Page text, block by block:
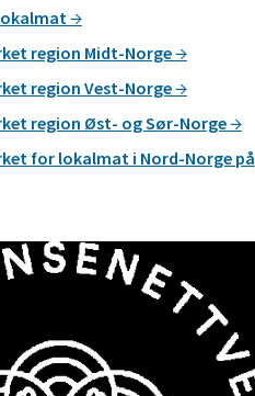
region Midt-Norge
region Vest-Norge
region Øst- og Sør-Norge
for lokalmat i Nord-Norge på